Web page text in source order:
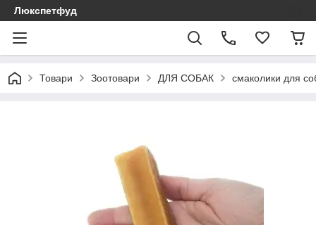
Люкспетфуд
Товари Зоотовари ДЛЯ СОБАК смаколики для